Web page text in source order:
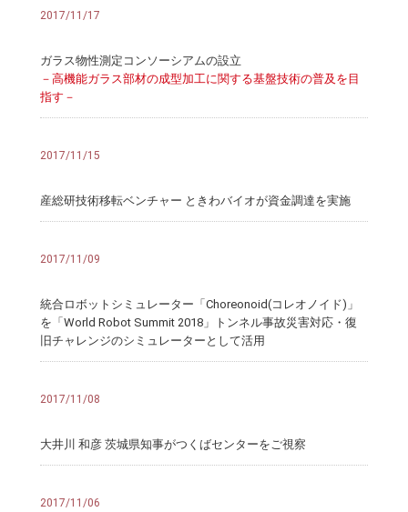
2017/11/17
ガラス物性測定コンソーシアムの設立
－高機能ガラス部材の成型加工に関する基盤技術の普及を目
指す－
2017/11/15
産総研技術移転ベンチャー ときわバイオが資金調達を実施
2017/11/09
統合ロボットシミュレーター「Choreonoid(コレオノイド)」
を「World Robot Summit 2018」トンネル事故災害対応・復
旧チャレンジのシミュレーターとして活用
2017/11/08
大井川 和彦 茨城県知事がつくばセンターをご視察
2017/11/06